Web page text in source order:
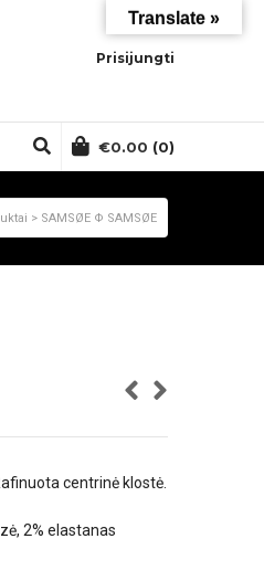
Prisijungti
€0.00 (0)
> SAMSØE Φ SAMSØE
centrinė klostė.
2% elastanas
Translate »